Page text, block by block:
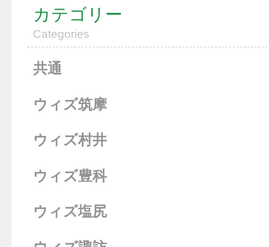
カテゴリー
Categories
共通
ウィズ筑摩
ウィズ村井
ウィズ豊科
ウィズ塩尻